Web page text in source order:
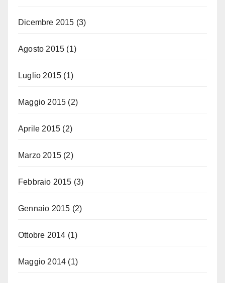
Dicembre 2015 (3)
Agosto 2015 (1)
Luglio 2015 (1)
Maggio 2015 (2)
Aprile 2015 (2)
Marzo 2015 (2)
Febbraio 2015 (3)
Gennaio 2015 (2)
Ottobre 2014 (1)
Maggio 2014 (1)